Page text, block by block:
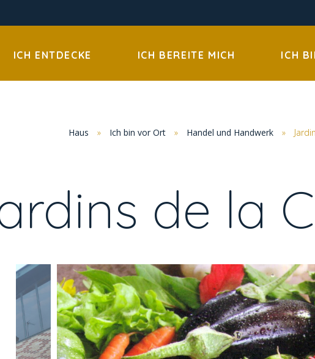
ICH ENTDECKE ICH BEREITE MICH ICH
Haus » Ich bin vor Ort » Handel und Handwerk »
de la